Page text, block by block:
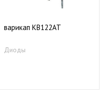
варикап КВ122АТ
Диоды